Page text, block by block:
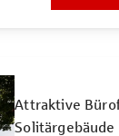
Attraktive